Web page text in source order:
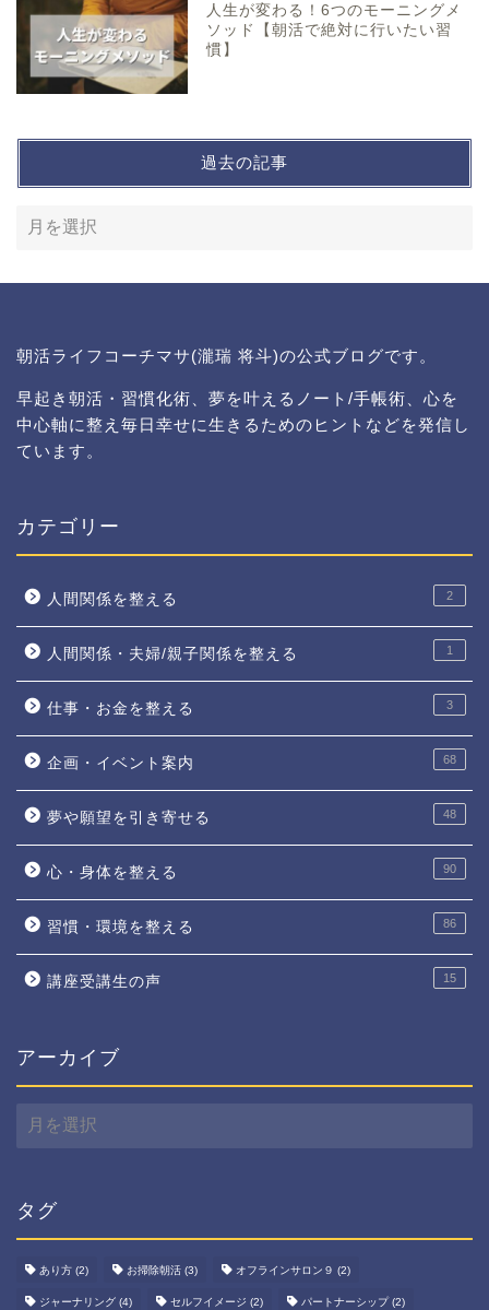
人生が変わる！6つのモーニングメ
ソッド【朝活で絶対に行いたい習
慣】
過去の記事
朝活ライフコーチマサ(瀧瑞 将斗)の公式ブログです。
早起き朝活・習慣化術、夢を叶えるノート/手帳術、心を
中心軸に整え毎日幸せに生きるためのヒントなどを発信し
ています。
カテゴリー
人間関係を整える 2
人間関係・夫婦/親子関係を整える 1
仕事・お金を整える 3
企画・イベント案内 68
夢や願望を引き寄せる 48
心・身体を整える 90
習慣・環境を整える 86
講座受講生の声 15
アーカイブ
ー
ブ
タグ
あり方 (2) お掃除朝活 (3) オフラインサロン９ (2)
ジャーナリング (4) セルフイメージ (2) パートナーシップ (2)